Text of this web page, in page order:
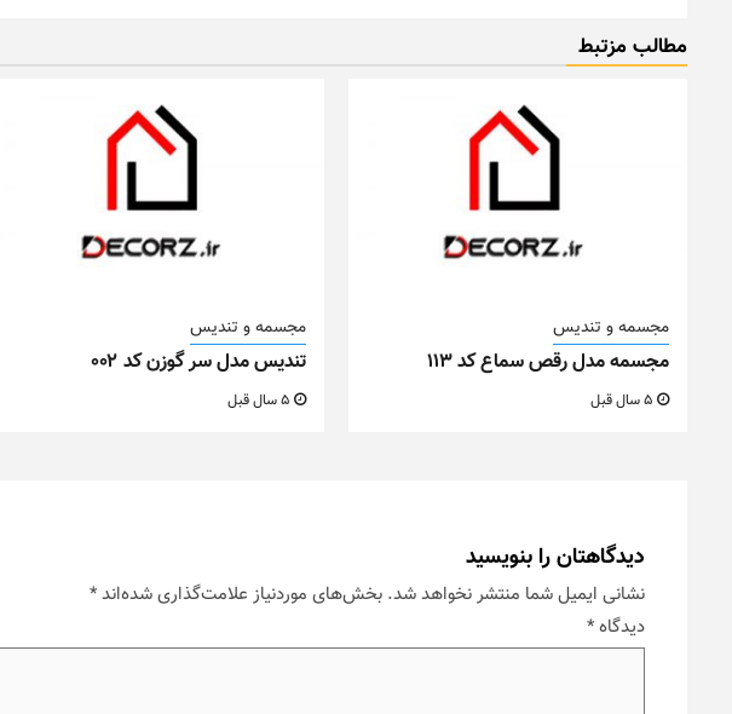
مطالب مزتبط
مجسمه و تندیس
مجسمه مدل رقص سماع کد ۱۱۳
مجسمه و تندیس
تندیس مدل سر گوزن کد ۰۰۲
5 سال قبل
دیدگاهتان را بنویسید
نشانی ایمیل شما منتشر نخواهد شد. بخش‌های موردنیاز علامت‌گذاری شده‌اند*
دیدگاه*